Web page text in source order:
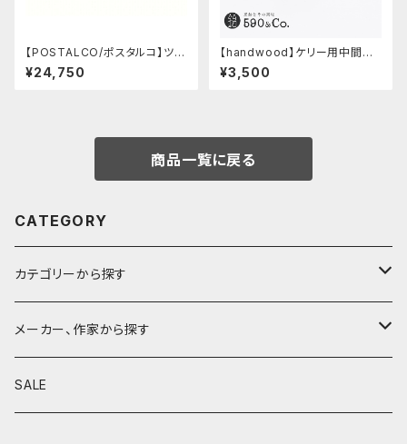
【POSTALCO/ポスタルコ】ツー
ルボックス (Navy Blue)
¥24,750
【handwood】ケリー用中間パ
ーツ/カスタムグリップ (ディンプ
ル/ステンレス)
¥3,500
商品一覧に戻る
CATEGORY
カテゴリーから探す
鉛筆
鉛筆補助軸
メーカー、作家から探す
590&Co.
SALE